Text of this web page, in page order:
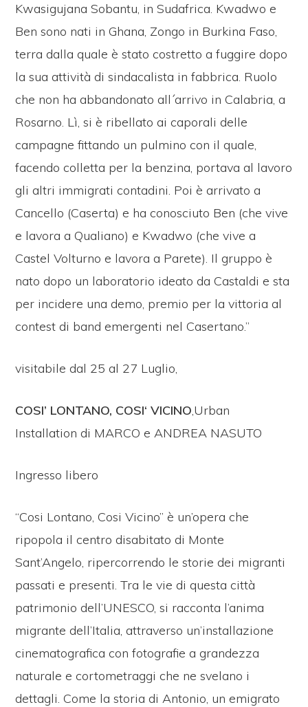
Kwasigujana Sobantu, in Sudafrica. Kwadwo e
Ben sono nati in Ghana, Zongo in Burkina Faso,
terra dalla quale è stato costretto a fuggire dopo
la sua attività di sindacalista in fabbrica. Ruolo
che non ha abbandonato all´arrivo in Calabria, a
Rosarno. Lì, si è ribellato ai caporali delle
campagne fittando un pulmino con il quale,
facendo colletta per la benzina, portava al lavoro
gli altri immigrati contadini. Poi è arrivato a
Cancello (Caserta) e ha conosciuto Ben (che vive
e lavora a Qualiano) e Kwadwo (che vive a
Castel Volturno e lavora a Parete). Il gruppo è
nato dopo un laboratorio ideato da Castaldi e sta
per incidere una demo, premio per la vittoria al
contest di band emergenti nel Casertano.”
visitabile dal 25 al 27 Luglio,
COSI’ LONTANO, COSI‘ VICINO,Urban
Installation di MARCO e ANDREA NASUTO
Ingresso libero
“Cosi Lontano, Cosi Vicino” è un’opera che
ripopola il centro disabitato di Monte
Sant’Angelo, ripercorrendo le storie dei migranti
passati e presenti. Tra le vie di questa città
patrimonio dell’UNESCO, si racconta l’anima
migrante dell’Italia, attraverso un’installazione
cinematografica con fotografie a grandezza
naturale e cortometraggi che ne svelano i
dettagli. Come la storia di Antonio, un emigrato